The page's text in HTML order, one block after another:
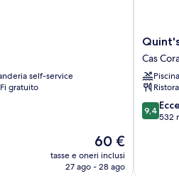
self-service
gratuito
Il
prezzo
attuale
60 €
tasse e oneri inclusi
27 ago - 28 ago
Quint's
Inn
Cas
Cora
Cas
Piscina
9.4
su
9,4
532